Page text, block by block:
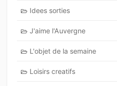
Idees sorties
J'aime l'Auvergne
L'objet de la semaine
Loisirs creatifs